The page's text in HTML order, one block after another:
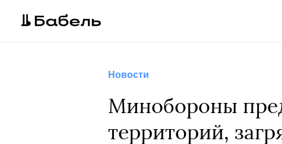
Новости
Минобороны
территорий,